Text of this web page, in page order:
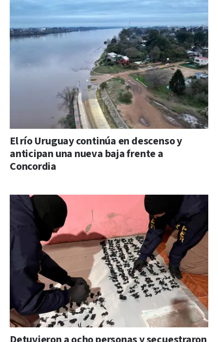
El río Uruguay continúa en descenso y
anticipan una nueva baja frente a
Concordia